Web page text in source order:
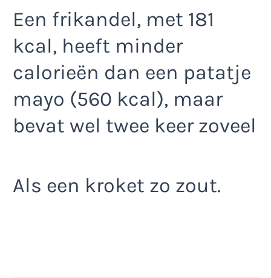
Een frikandel, met 181
kcal, heeft minder
calorieën dan een patatje
mayo (560 kcal), maar
bevat wel twee keer zoveel
Als een kroket zo zout.